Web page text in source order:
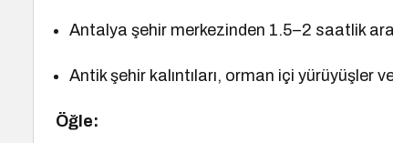
Antalya şehir merkezinden 1.5–2 saatlik
Antik şehir kalıntıları, orman içi yürüyüşler
Öğle: